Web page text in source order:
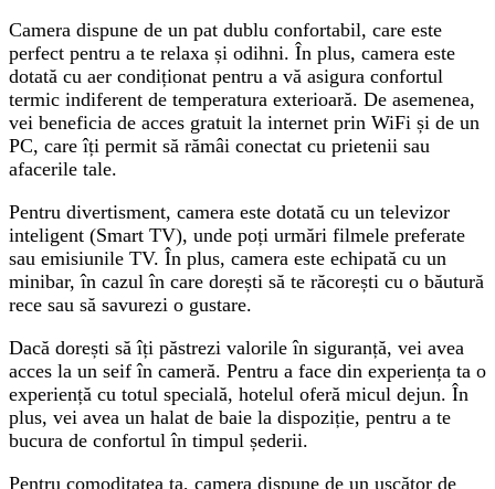
Camera dispune de un pat dublu confortabil, care este
perfect pentru a te relaxa și odihni. În plus, camera este
dotată cu aer condiționat pentru a vă asigura confortul
termic indiferent de temperatura exterioară. De asemenea,
vei beneficia de acces gratuit la internet prin WiFi și de un
PC, care îți permit să rămâi conectat cu prietenii sau
afacerile tale.
Pentru divertisment, camera este dotată cu un televizor
inteligent (Smart TV), unde poți urmări filmele preferate
sau emisiunile TV. În plus, camera este echipată cu un
minibar, în cazul în care dorești să te răcorești cu o băutură
rece sau să savurezi o gustare.
Dacă dorești să îți păstrezi valorile în siguranță, vei avea
acces la un seif în cameră. Pentru a face din experiența ta o
experiență cu totul specială, hotelul oferă micul dejun. În
plus, vei avea un halat de baie la dispoziție, pentru a te
bucura de confortul în timpul șederii.
Pentru comoditatea ta, camera dispune de un uscător de